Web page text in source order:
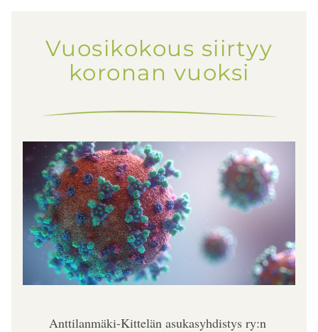
Vuosikokous siirtyy
koronan vuoksi
Anttilanmäki-Kittelän asukasyhdistys ry:n